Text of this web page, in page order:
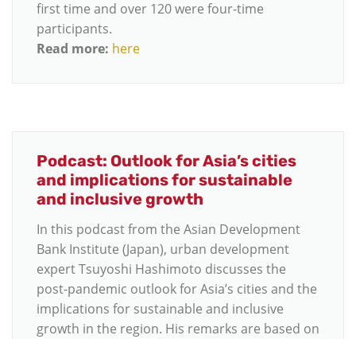
first time and over 120 were four-time
participants.
Read more: here
Podcast: Outlook for Asia’s cities
and implications for sustainable
and inclusive growth
In this podcast from the Asian Development
Bank Institute (Japan), urban development
expert Tsuyoshi Hashimoto discusses the
post-pandemic outlook for Asia’s cities and the
implications for sustainable and inclusive
growth in the region. His remarks are based on